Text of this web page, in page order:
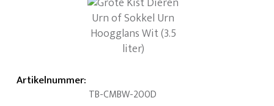
Artikelnummer:
TB-CMBW-200D